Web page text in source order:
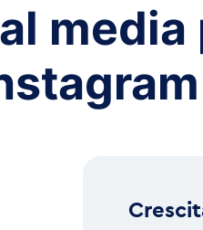
RECENSIONI
media